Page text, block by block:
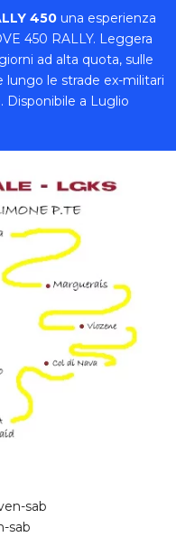
450 una esperienza
450 RALLY. Leggera
ad alta quota, sulle
lungo le strade ex-militari
Disponibile a Luglio
sab
sab